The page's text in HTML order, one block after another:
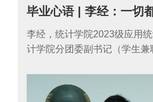
毕业心语 | 李经：一切
李经，统计学院2023级应用
计学院分团委副书记（学生兼
生、校级三好学生、优秀共青